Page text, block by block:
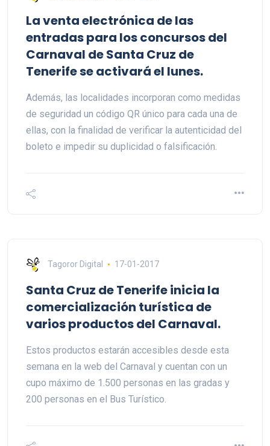
La venta electrónica de las
entradas para los concursos del
Carnaval de Santa Cruz de
Tenerife se activará el lunes.
Además, las localidades incorporan como medidas
de seguridad un código QR único para cada una de
ellas, con la finalidad de verificar la autenticidad del
boleto e impedir su duplicidad o falsificación.
Tagoror Digital 17-01-2017
Santa Cruz de Tenerife inicia la
comercialización turística de
varios productos del Carnaval.
Estos productos estarán accesibles desde esta
semana en la web del Carnaval y cuentan con un
cupo máximo de 1.500 personas en las gradas y
200 personas en el Bus Turístico.